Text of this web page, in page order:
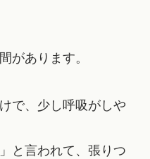
があります。
で、少し呼吸がしや
と言われて、張りつ